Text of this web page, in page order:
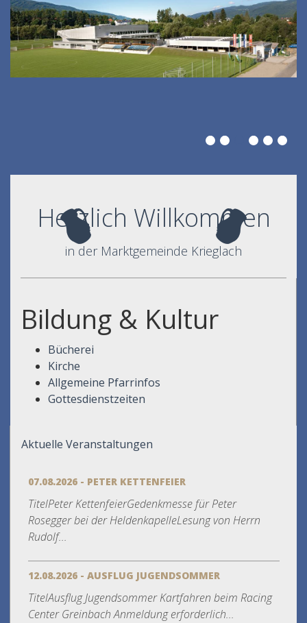
Herzlich Willkommen
in der Marktgemeinde Krieglach
Bildung & Kultur
Bücherei
Kirche
Allgemeine Pfarrinfos
Gottesdienstzeiten
Aktuelle Veranstaltungen
07.08.2026 - PETER KETTENFEIER
TitelPeter KettenfeierGedenkmesse für Peter
Rosegger bei der HeldenkapelleLesung von Herrn
Rudolf...
12.08.2026 - AUSFLUG JUGENDSOMMER
TitelAusflug Jugendsommer Kartfahren beim Racing
Center Greinbach Anmeldung erforderlich...